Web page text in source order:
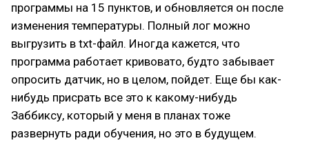
программы на 15 пунктов, и обновляется он после
изменения температуры. Полный лог можно
выгрузить в txt-файл. Иногда кажется, что
программа работает кривовато, будто забывает
опросить датчик, но в целом, пойдет. Еще бы как-
нибудь присрать все это к какому-нибудь
Заббиксу, который у меня в планах тоже
развернуть ради обучения, но это в будущем.